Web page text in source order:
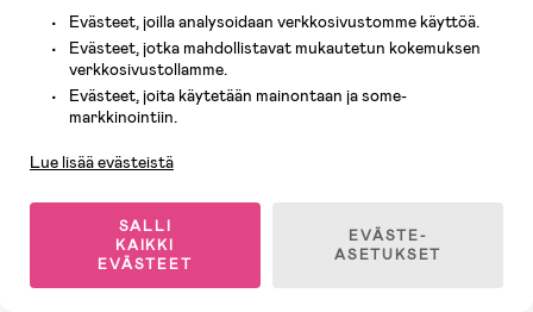
Varastossa
POPP Kirjainvalaisin R,
Outlet
Evästeet, joilla analysoidaan verkkosivustomme käyttöä.
Evästeet, jotka mahdollistavat mukautetun kokemuksen
verkkosivustollamme.
Evästeet, joita käytetään mainontaan ja some-
markkinointiin.
Lue lisää evästeistä
SALLI
KAIKKI
EVÄSTEET
EVÄSTE-
ASETUKSET